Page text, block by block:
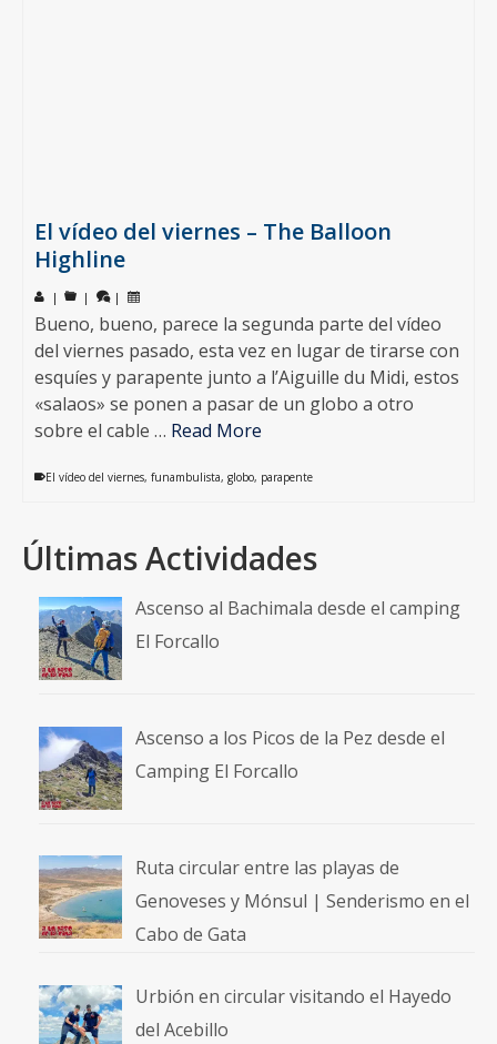
El vídeo del viernes – The Balloon
Highline
| | |
Bueno, bueno, parece la segunda parte del vídeo
del viernes pasado, esta vez en lugar de tirarse con
esquíes y parapente junto a l’Aiguille du Midi, estos
«salaos» se ponen a pasar de un globo a otro
sobre el cable … Read More
El vídeo del viernes, funambulista, globo, parapente
Últimas Actividades
Ascenso al Bachimala desde el camping
El Forcallo
Ascenso a los Picos de la Pez desde el
Camping El Forcallo
Ruta circular entre las playas de
Genoveses y Mónsul | Senderismo en el
Cabo de Gata
Urbión en circular visitando el Hayedo
del Acebillo